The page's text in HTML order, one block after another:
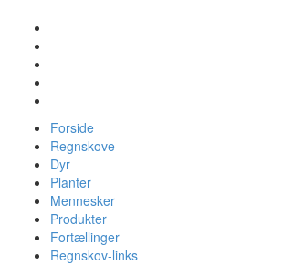
Forside
Regnskove
Dyr
Planter
Mennesker
Produkter
Fortællinger
Regnskov-links